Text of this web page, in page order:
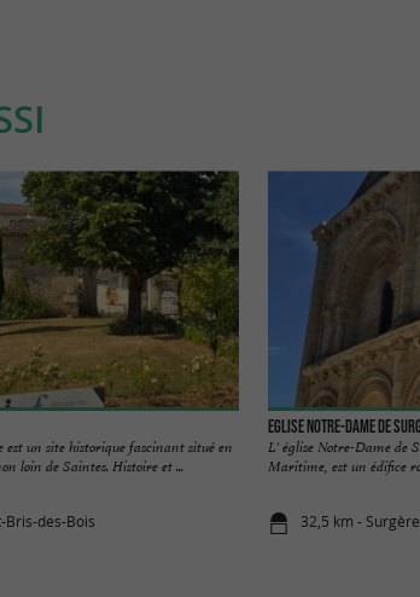
est un site historique fascinant situé en
loin de Saintes. Histoire et ...
Bris-des-Bois
Eglise Notre-Dame de
L' église Notre-Dame de
Maritime, est un édifice
32,5 km -